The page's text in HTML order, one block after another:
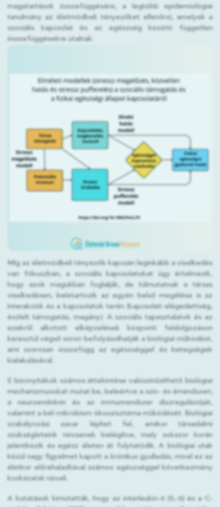
magatartások összefüggésére, a legtöbb epidemiológiai
tanulmány az életmódbeli tényezőket ellenőrzi, amelyek a
szociális kapcsolat és az egészség közötti független
összefüggésekre utalnak.
Míg az életmódbeli tényezők kapcsán leginkább a viselkedés
van fókuszban, a szociális kapcsolatokat úgy értelmezik,
hogy azok magukban foglalják, de túlmutatnak a társas
viselkedésen, beletartozik az egyén belső megélése is az
interakciók és a kapcsolatok terén (kapcsolati elégedettség,
észlelt támogatás, magány). A szociális tapasztalatok és az
ezekről alkotott elképzelések központi feldolgozáson
keresztül végső soron befolyásolhatják a biológiai működést,
ami szorosan összefügg az egészséggel és betegségek
kialakulásával.
E bizonyítékok számos áttekintése valószínűsíthető biológiai
mechanizmusokat mutat be, beleértve a szív- és érrendszeri,
a neuroendokrin és az immunrendszer diszregulációját,
valamint a bél-mikrobiom ökoszisztéma működését. Biológiai
szabályozási zavar léphet fel, amikor társadalmi
szükségleteink nincsenek kielégítve, mely sokszor korán
jelentkezik és egész életen át folytatódik. A biológiai utak
közül nagy figyelmet kapott a krónikus gyulladás, mivel ez az
életkor előrehaladtával számos egészséggel következmény
kockázatát növeli.
A kutatások kimutatták, hogy az interleukin-6 (IL-6) és a C-